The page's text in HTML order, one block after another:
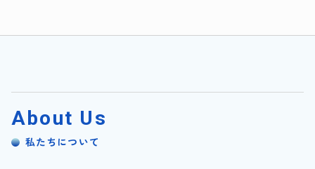
About Us
私たちについて